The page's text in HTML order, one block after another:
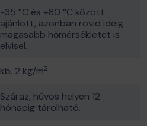
-35 °C és +80 °C között
ajánlott, azonban rövid ideig
magasabb hőmérsékletet is
elvisel.
kb. 2 kg/m2
Száraz, hűvös helyen 12
hónapig tárolható.